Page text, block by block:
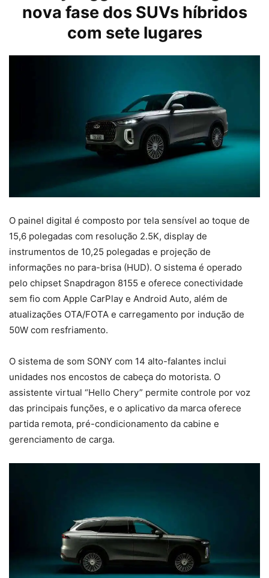
nova fase dos SUVs híbridos
com sete lugares
O painel digital é composto por tela sensível ao toque de
15,6 polegadas com resolução 2.5K, display de
instrumentos de 10,25 polegadas e projeção de
informações no para-brisa (HUD). O sistema é operado
pelo chipset Snapdragon 8155 e oferece conectividade
sem fio com Apple CarPlay e Android Auto, além de
atualizações OTA/FOTA e carregamento por indução de
50W com resfriamento.
O sistema de som SONY com 14 alto-falantes inclui
unidades nos encostos de cabeça do motorista. O
assistente virtual “Hello Chery” permite controle por voz
das principais funções, e o aplicativo da marca oferece
partida remota, pré-condicionamento da cabine e
gerenciamento de carga.